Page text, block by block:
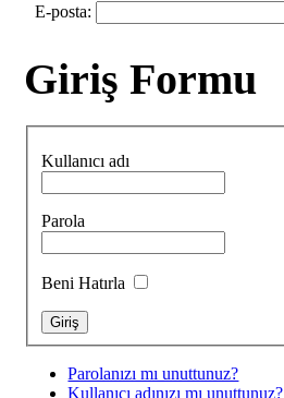
E-posta:
Giriş Formu
Kullanıcı adı
Parola
Beni Hatırla
Parolanızı mı unuttunuz?
Kullanıcı adınızı mı unuttunuz?